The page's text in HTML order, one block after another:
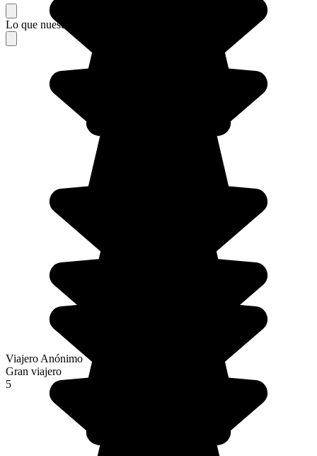
Lo que nuestros viajeros piensan de su estancia
Viajero Anónimo
Gran viajero
5